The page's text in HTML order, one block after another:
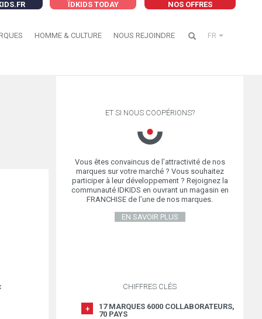
NOS OFFRES
ÏDKIDS TODAY
HOMME & CULTURE NOUS REJOINDRE FR
ET SI NOUS COOPÉRIONS?
Vous êtes convaincus de l’attractivité de nos
marques sur votre marché ? Vous souhaitez
participer à leur développement ? Rejoignez la
communauté IDKIDS en ouvrant un magasin en
FRANCHISE de l’une de nos marques.
EN SAVOIR PLUS
CHIFFRES CLÉS
17 MARQUES 6000 COLLABORATEURS,
70 PAYS